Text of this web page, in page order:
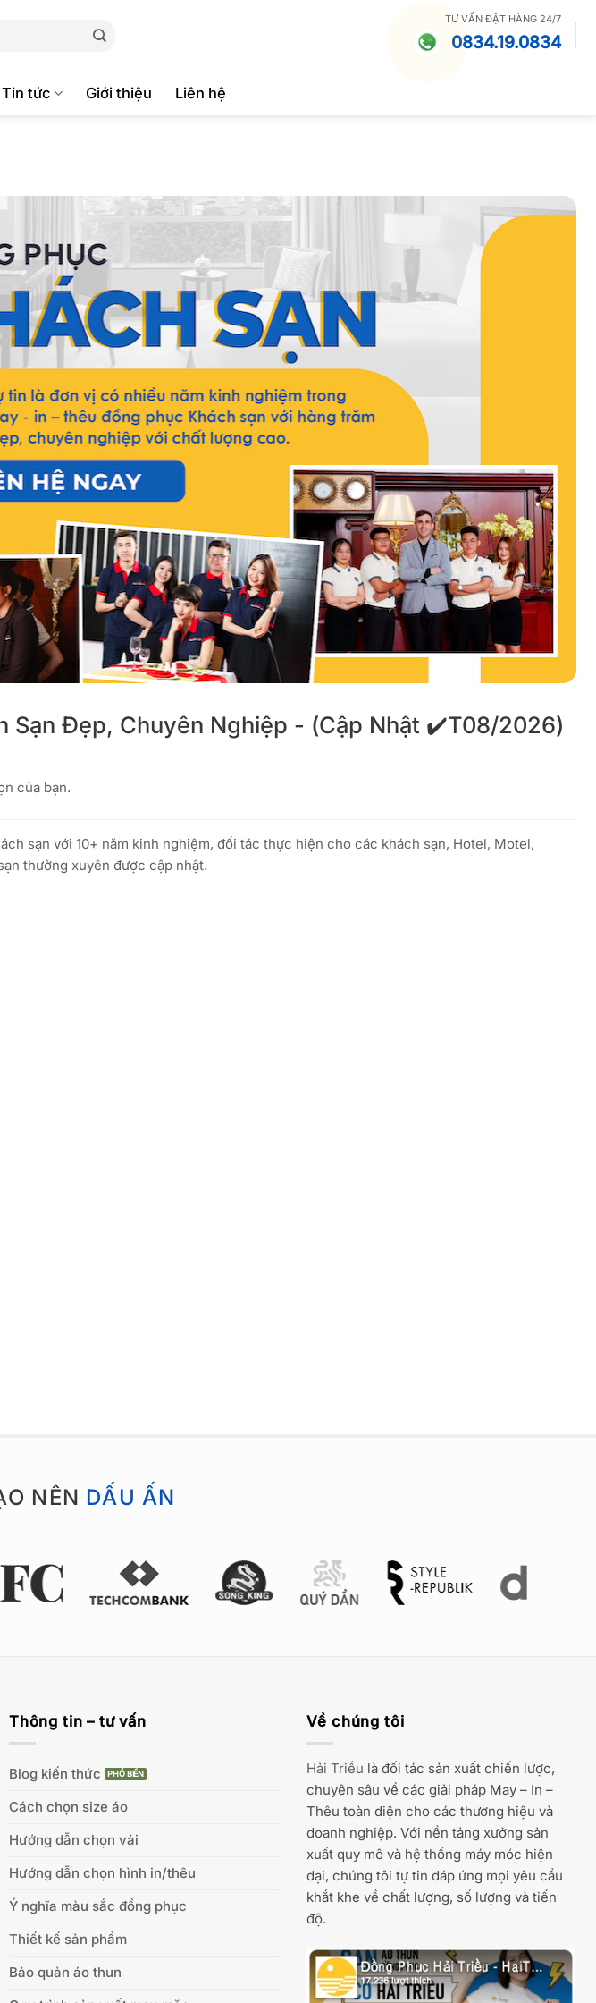
TƯ VẤN ĐẶT HÀNG 24/7
0834.19.0834
Tin tức Giới thiệu Liên hệ
Sạn Đẹp, Chuyên Nghiệp - (Cập Nhật ✔️T08/2026)
của bạn.
sạn với 10+ năm kinh nghiệm, đối tác thực hiện cho các khách sạn, Hotel, Motel,
thường xuyên được cập nhật.
NÊN DẤU ẤN
Thông tin – tư vấn
Blog kiến thức
Cách chọn size áo
Hướng dẫn chọn vải
Hướng dẫn chọn hình in/thêu
Ý nghĩa màu sắc đồng phục
Thiết kế sản phẩm
Bảo quản áo thun
Về chúng tôi
Hải Triều là đối tác sản xuất chiến lược,
chuyên sâu về các giải pháp May – In –
Thêu toàn diện cho các thương hiệu và
doanh nghiệp. Với nền tảng xưởng sản
xuất quy mô và hệ thống máy móc hiện
đại, chúng tôi tự tin đáp ứng mọi yêu cầu
khắt khe về chất lượng, số lượng và tiến
độ.